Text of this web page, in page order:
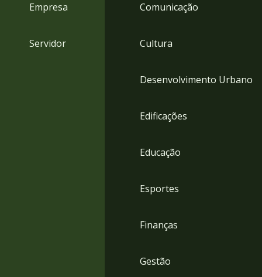
Empresa
Servidor
Comunicação
Cultura
Desenvolvimento Urbano
Edificações
Educação
Esportes
Finanças
Gestão